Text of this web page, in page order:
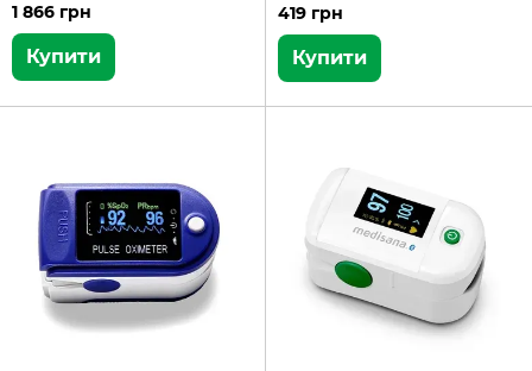
1 866 грн
Купити
419 грн
Купити